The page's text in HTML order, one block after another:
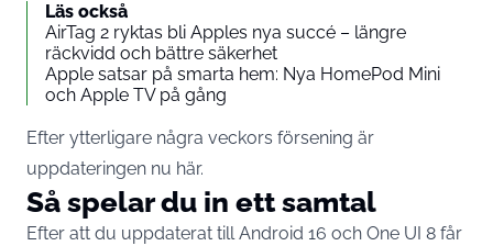
Läs också
AirTag 2 ryktas bli Apples nya succé – längre
räckvidd och bättre säkerhet
Apple satsar på smarta hem: Nya HomePod Mini
och Apple TV på gång
Efter ytterligare några veckors försening är
uppdateringen nu här.
Så spelar du in ett samtal
Efter att du uppdaterat till Android 16 och One UI 8 får